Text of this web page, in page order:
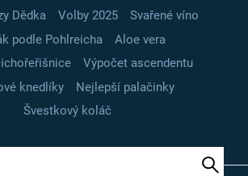
Dědka
Volby 2025
Svařené víno
podle Pohlreicha
Aloe vera
Výpočet ascendentu
knedlíky
Nejlepší palačinky
Švestkový koláč